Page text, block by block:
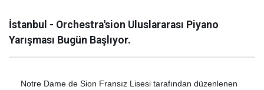
İstanbul - Orchestra'sion Uluslararası Piyano
Yarışması Bugün Başlıyor.
Notre Dame de Sion Fransız Lisesi tarafından düzenlenen